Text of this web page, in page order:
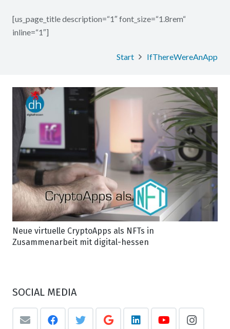
[us_page_title description=“1″ font_size=“1.8rem“
inline=“1″]
Start IfThereWereAnApp
Neue virtuelle CryptoApps als NFTs in
Zusammenarbeit mit digital-hessen
SOCIAL MEDIA